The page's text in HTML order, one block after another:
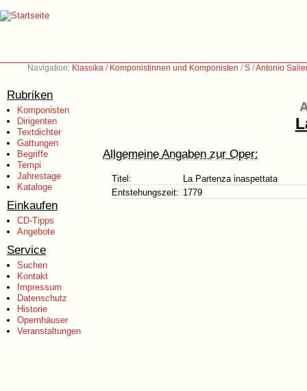
Navigation: Klassika / Komponistinnen und Komponisten /S /Antonio
Rubriken
Komponisten
Dirigenten
Textdichter
Gattungen
Begriffe
Tempi
Jahrestage
Kataloge
Einkaufen
CD-Tipps
Angebote
Service
Suchen
Kontakt
Impressum
Datenschutz
Historie
Opernhäuser
Veranstaltungen
Allgemeine Angaben zur Oper:
Titel:
La Partenza inaspettata
Entstehungszeit: 1779